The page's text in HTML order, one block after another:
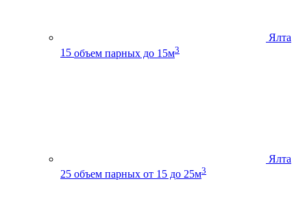
Ялта
15 объем парных до 15м3
Ялта
25 объем парных от 15 до 25м3